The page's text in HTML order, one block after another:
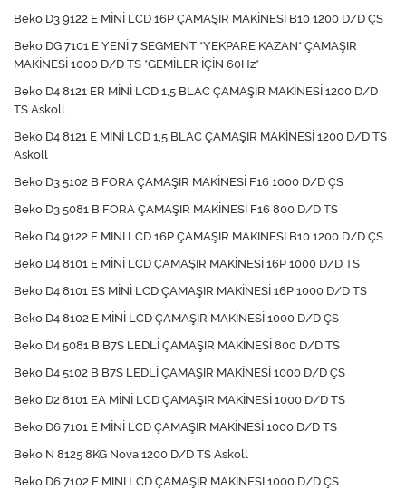
Beko D3 9122 E MİNİ LCD 16P ÇAMAŞIR MAKİNESİ B10 1200 D/D ÇS
Beko DG 7101 E YENİ 7 SEGMENT *YEKPARE KAZAN* ÇAMAŞIR
MAKİNESİ 1000 D/D TS *GEMİLER İÇİN 60Hz*
Beko D4 8121 ER MİNİ LCD 1,5 BLAC ÇAMAŞIR MAKİNESİ 1200 D/D
TS Askoll
Beko D4 8121 E MİNİ LCD 1,5 BLAC ÇAMAŞIR MAKİNESİ 1200 D/D TS
Askoll
Beko D3 5102 B FORA ÇAMAŞIR MAKİNESİ F16 1000 D/D ÇS
Beko D3 5081 B FORA ÇAMAŞIR MAKİNESİ F16 800 D/D TS
Beko D4 9122 E MİNİ LCD 16P ÇAMAŞIR MAKİNESİ B10 1200 D/D ÇS
Beko D4 8101 E MİNİ LCD ÇAMAŞIR MAKİNESİ 16P 1000 D/D TS
Beko D4 8101 ES MİNİ LCD ÇAMAŞIR MAKİNESİ 16P 1000 D/D TS
Beko D4 8102 E MİNİ LCD ÇAMAŞIR MAKİNESİ 1000 D/D ÇS
Beko D4 5081 B B7S LEDLİ ÇAMAŞIR MAKİNESİ 800 D/D TS
Beko D4 5102 B B7S LEDLİ ÇAMAŞIR MAKİNESİ 1000 D/D ÇS
Beko D2 8101 EA MİNİ LCD ÇAMAŞIR MAKİNESİ 1000 D/D TS
Beko D6 7101 E MİNİ LCD ÇAMAŞIR MAKİNESİ 1000 D/D TS
Beko N 8125 8KG Nova 1200 D/D TS Askoll
Beko D6 7102 E MİNİ LCD ÇAMAŞIR MAKİNESİ 1000 D/D ÇS